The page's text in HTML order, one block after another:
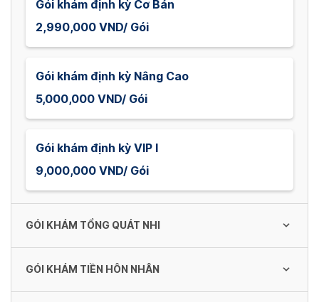
Gói khám định kỳ Cơ Bản
2,990,000 VND/ Gói
Gói khám định kỳ Nâng Cao
5,000,000 VND/ Gói
Gói khám định kỳ VIP I
9,000,000 VND/ Gói
GÓI KHÁM TỔNG QUÁT NHI
GÓI KHÁM TIỀN HÔN NHÂN